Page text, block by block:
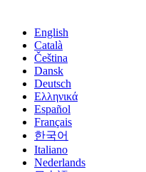
English
Català
Čeština
Dansk
Deutsch
Ελληνικά
Español
Français
한국어
Italiano
Nederlands